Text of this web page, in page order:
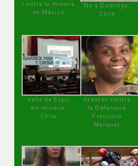
contra la minería
en México
No a Dominga,
Chile
Valle de Elqui
sin minería.
Chile
Atentan contra
la Defensora
Francisca
Márquez